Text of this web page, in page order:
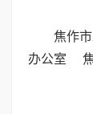
焦作
办公室